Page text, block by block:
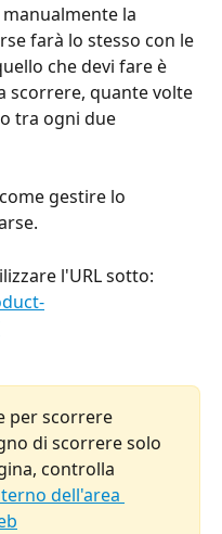
la
farà lo stesso con le
che devi fare è
scorrere, quante volte
tra ogni due
gestire lo
l'URL sotto:
per scorrere
di scorrere solo
controlla
dell'area